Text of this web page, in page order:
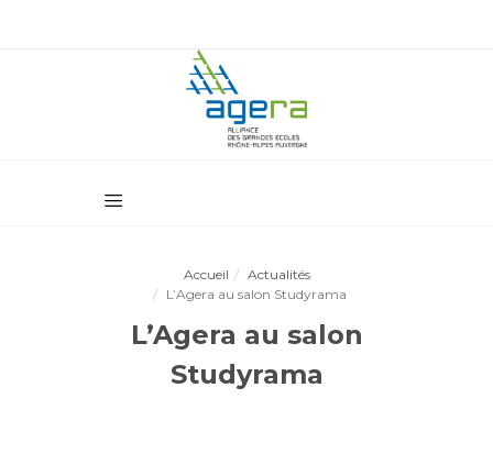
Accueil
Actualités
L’Agera au salon Studyrama
L’Agera au salon
Studyrama